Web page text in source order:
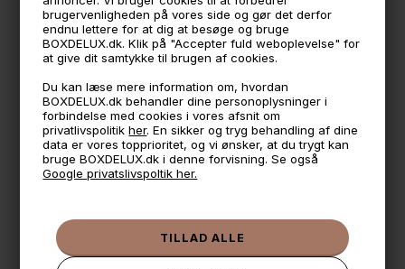
brugervenligheden på vores side og gør det derfor
endnu lettere for at dig at besøge og bruge
BOXDELUX.dk. Klik på "Accepter fuld weboplevelse" for
at give dit samtykke til brugen af cookies.
Du kan læse mere information om, hvordan
BOXDELUX.dk behandler dine personoplysninger i
forbindelse med cookies i vores afsnit om
privatlivspolitikher. En sikker og tryg behandling af dine
data er vores topprioritet, og vi ønsker, at du trygt kan
bruge BOXDELUX.dk i denne forvisning. Se også
Google privatslivspoltik her.
Måler:
35 cm bred
30 cm høj
Foldet sammen: 8x6 cm.
Max bæreevne: 5 kg.
Indhold: 15 liter
Fremstillet af polyester
🕚 Bestil inden 11 & vi sender samme dag på hverdage
🧺 Kan du lægge varen i kurven, er den på lager
📦 Fragtfri v. køb over 999,- ellers fra 49,- med GLS